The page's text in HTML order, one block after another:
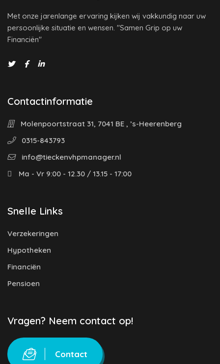
Met onze jarenlange ervaring kijken wij vakkundig naar uw
persoonlijke situatie en wensen. "Samen Grip op uw
Financiën"
Contactinformatie
Molenpoortstraat 31, 7041 BE , ’s-Heerenberg
0315-843793
info@tieckenvhpmanager.nl
Ma - Vr 9:00 - 12.30 / 13.15 - 17:00
Snelle Links
Verzekeringen
Hypotheken
Financiën
Pensioen
Vragen? Neem contact op!
Contact